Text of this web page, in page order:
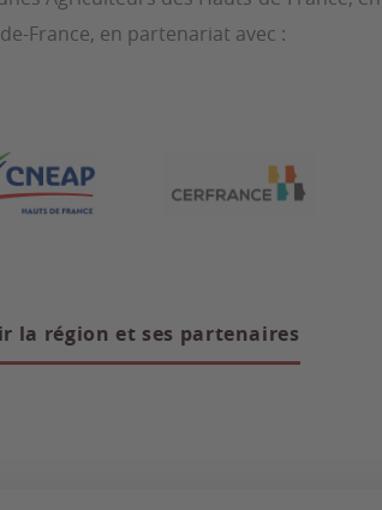
France, en partenariat avec :
la région et ses partenaires